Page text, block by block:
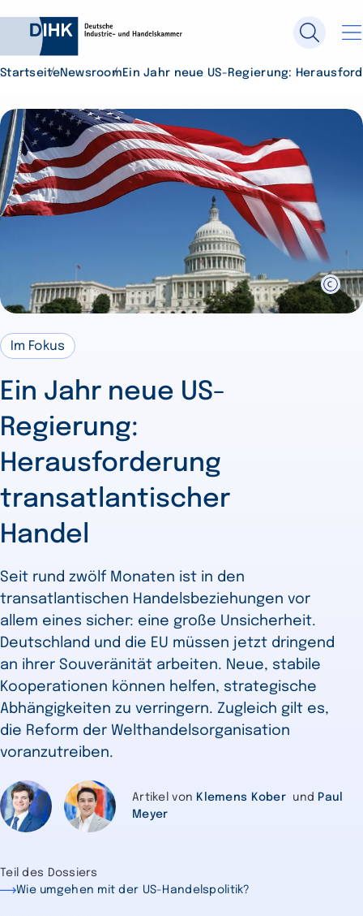
StartseiteNewsroom Ein Jahr neue US-Regierung:
Im Fokus
Ein Jahr neue US-
Regierung:
Herausforderung
transatlantischer
Handel
Seit rund zwölf Monaten ist in den
transatlantischen Handelsbeziehungen vor
allem eines sicher: eine große Unsicherheit.
Deutschland und die EU müssen jetzt dringend
an ihrer Souveränität arbeiten. Neue, stabile
Kooperationen können helfen, strategische
Abhängigkeiten zu verringern. Zugleich gilt es,
die Reform der Welthandelsorganisation
voranzutreiben.
Artikel von Klemens Kober und Paul
Meyer
Teil des Dossiers
Wie umgehen mit der US-Handelspolitik?